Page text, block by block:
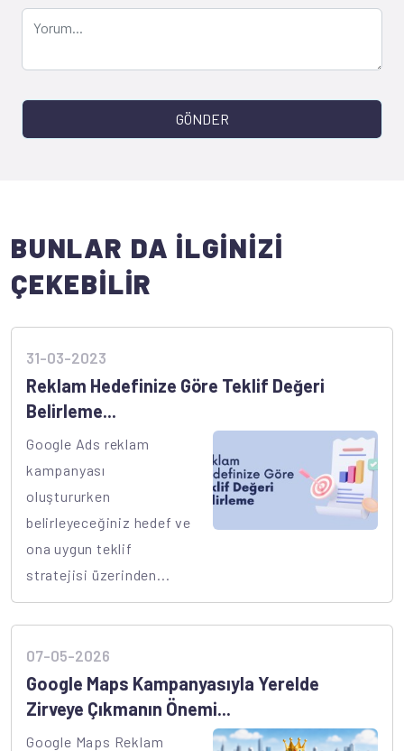
GÖNDER
BUNLAR DA İLGİNİZİ
ÇEKEBİLİR
31-03-2023
Reklam Hedefinize Göre Teklif Değeri
Belirleme...
Google Ads reklam
kampanyası
oluştururken
belirleyeceğiniz hedef ve
ona uygun teklif
stratejisi üzerinden...
07-05-2026
Google Maps Kampanyasıyla Yerelde
Zirveye Çıkmanın Önemi...
Google Maps Reklam